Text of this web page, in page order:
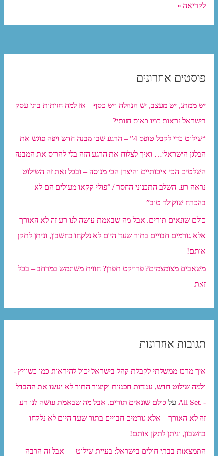
“אצלנו,
—
פה
מורכבות
שאנשים
פשוט
אפשר.
לקריאה »
פוסטים אחרונים
יש ממתג, יש מעצב, יש הנהלה ויש כסף – אז למה חזיתות בתי עסק
בישראל נראות כמו כאוס חזותי?
“שילוט כדי לקבל טופס 4” – הרגע שבו מבנה חדש ויפה פוגש את
הבלגן הישראלי… ואיך לצלוח את הרגע הזה בלי להרוס את המבנה
השלטים הכי איכותיים והיצרן הכי מנוסה – ובכל זאת זה השילוט
נראה רע. השלב התכנוני החסר / “פולי קקאו מעולים הם לא
בהכרח שוקולד טוב”
כולם שונאים תורים. אבל מה שבאמת עושה לנו רע זה לא האורך –
אלא גורמים חבויים בתור שעד היום לא נלקחו בחשבון, וניתן לתקן
אותם!
משאבים מצומצמים? פרויקט תפרן? חווית משתמש במרחב – בכל
זאת
תגובות אחרונות
איך מרכז ממשלתי לקבלת קהל בישראל יכול להיראות כמו בשוויץ -
ולמה שילוט חדש, עמדות חכמות וקיצור התור לא יעשו את ההבדל
- .All Set
על כולם שונאים תורים. אבל מה שבאמת עושה לנו רע
זה לא האורך – אלא גורמים חבויים בתור שעד היום לא נלקחו
בחשבון, וניתן לתקן אותם!
התמצאות בבתי חולים בישראל: בעיית שילוט — אבל זה הרבה